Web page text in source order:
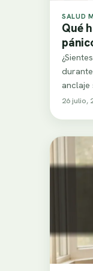
SALUD
Qué
26 julio,